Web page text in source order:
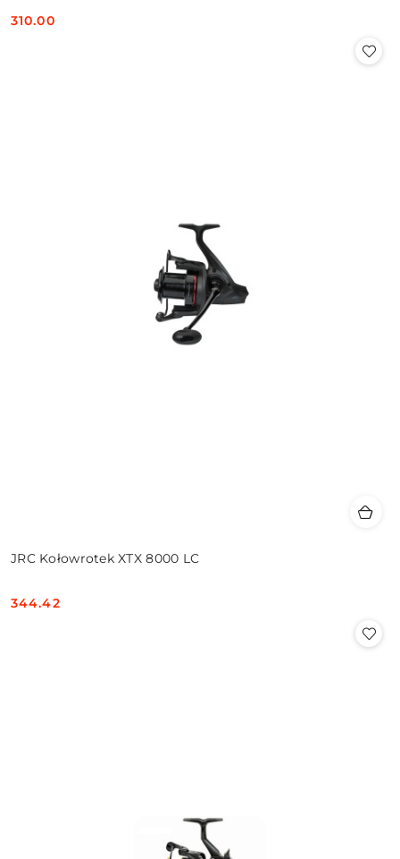
Cena:
310.00
JRC Kołowrotek XTX 8000 LC
Cena:
344.42